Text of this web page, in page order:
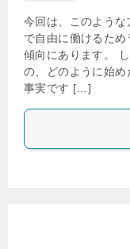
今回は、このよう
で自由に働けるた
傾向にあります。
の、どのように始
事実です […]